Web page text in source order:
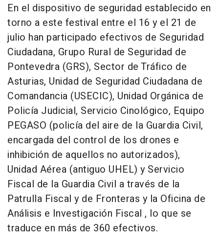
En el dispositivo de seguridad establecido en
torno a este festival entre el 16 y el 21 de
julio han participado efectivos de Seguridad
Ciudadana, Grupo Rural de Seguridad de
Pontevedra (GRS), Sector de Tráfico de
Asturias, Unidad de Seguridad Ciudadana de
Comandancia (USECIC), Unidad Orgánica de
Policía Judicial, Servicio Cinológico, Equipo
PEGASO (policía del aire de la Guardia Civil,
encargada del control de los drones e
inhibición de aquellos no autorizados),
Unidad Aérea (antiguo UHEL) y Servicio
Fiscal de la Guardia Civil a través de la
Patrulla Fiscal y de Fronteras y la Oficina de
Análisis e Investigación Fiscal , lo que se
traduce en más de 360 efectivos.